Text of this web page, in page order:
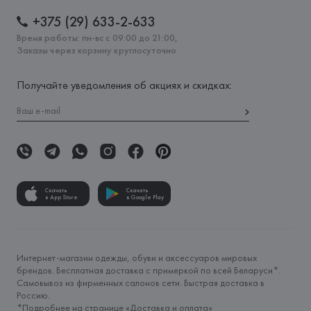
+375 (29) 633-2-633
Время работы: пн-вс с 09:00 до 21:00,
Заказы через корзину круглосуточно
Получайте уведомления об акциях и скидках:
Скачать
в App Store
Скачать
в Google Play
Интернет-магазин одежды, обуви и аксессуаров мировых
брендов. Бесплатная доставка с примеркой по всей Беларуси*.
Самовывоз из фирменных салонов сети. Быстрая доставка в
Россию.
*Подробнее на странице «Доставка и оплата»